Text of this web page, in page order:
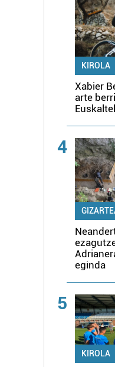
KIROLA
Xabier
arte
4
eginda
5
KIROLA